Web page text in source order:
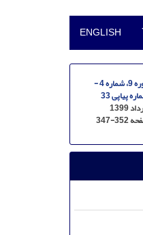
ENGLISH
دوره 9، شماره 4 -
پیاپی 33
1399
347-352